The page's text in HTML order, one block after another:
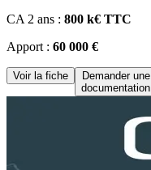
CA 2 ans : 800 k€ TTC
Apport : 60 000 €
Voir la fiche
Demander une
documentation